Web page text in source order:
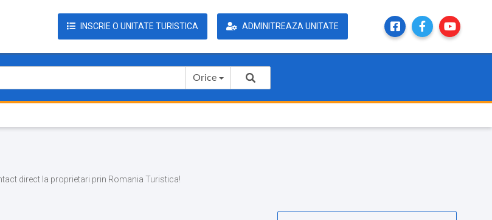
INSCRIE O UNITATE TURISTICA ADMINITREAZA UNITATE
Orice
direct la proprietari prin Romania Turistica!